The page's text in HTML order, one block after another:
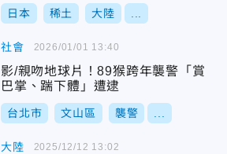
日本 稀土 大陸
社會
影/親吻地球片！89猴跨年襲警「賞
巴掌、踹下體」遭逮
台北市 文山區 襲警
2026/01/01 13:40
大陸 2025/12/12 13:02